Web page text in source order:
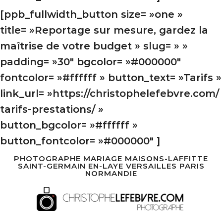
[ppb_fullwidth_button size= »one »
title= »Reportage sur mesure, gardez la
maîtrise de votre budget » slug= » »
padding= »30″ bgcolor= »#000000″
fontcolor= »#ffffff » button_text= »Tarifs »
link_url= »https://christophelefebvre.com/
tarifs-prestations/ »
button_bgcolor= »#ffffff »
button_fontcolor= »#000000″ ]
PHOTOGRAPHE MARIAGE MAISONS-LAFFITTE
SAINT-GERMAIN EN-LAYE VERSAILLES PARIS
NORMANDIE